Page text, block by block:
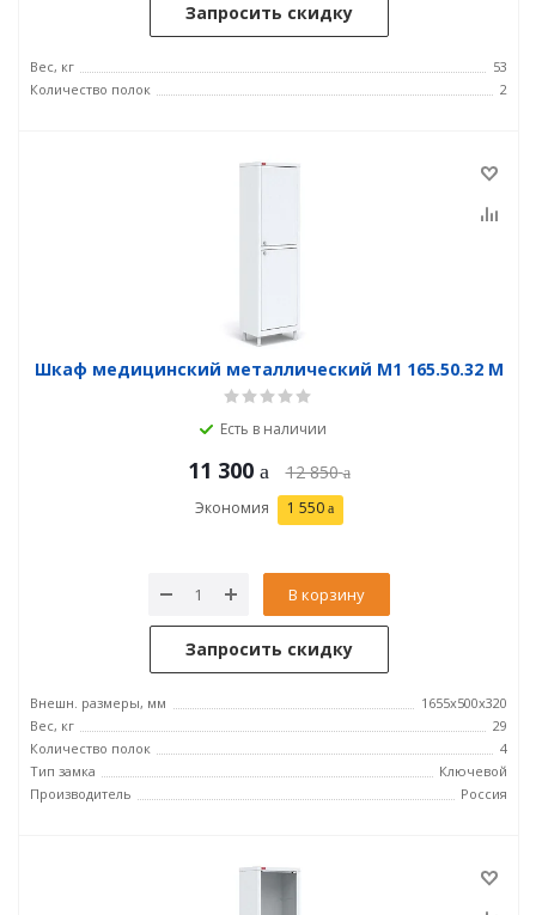
Запросить скидку
Вес, кг
53
Количество полок
2
Шкаф медицинский металлический М1 165.50.32 М
Есть в наличии
11 300 12 850
Экономия 1 550
В корзину
Запросить скидку
Внешн. размеры, мм
1655х500х320
Вес, кг
29
Количество полок
4
Тип замка
Ключевой
Производитель
Россия